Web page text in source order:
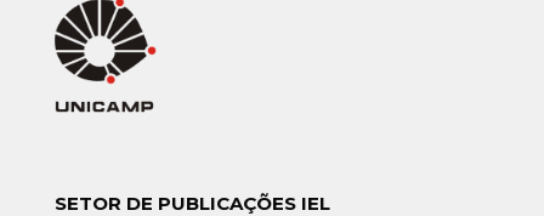
SETOR DE PUBLICAÇÕES IEL